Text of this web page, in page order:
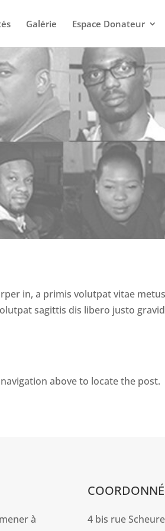
Galérie Espace Donateur
in, a primis volutpat vitae
sagittis dis libero justo
above to locate the post.
à
4 bis rue